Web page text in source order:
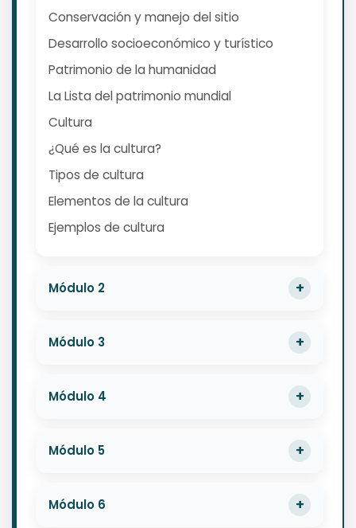
Conservación y manejo del sitio
Desarrollo socioeconómico y turístico
Patrimonio de la humanidad
La Lista del patrimonio mundial
Cultura
¿Qué es la cultura?
Tipos de cultura
Elementos de la cultura
Ejemplos de cultura
Módulo 2
Módulo 3
Módulo 4
Módulo 5
Módulo 6